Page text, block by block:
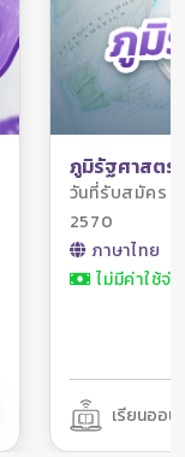
ภูมิรัฐศาสตร์
วันที่รับสมัค
2570
ภาษาไทย
ไม่มีค่าใช้จ่
เรียนออน